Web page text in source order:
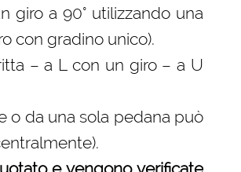
giro a 90° utilizzando una
con gradino unico).
– a L con un giro – a U
o da una sola pedana può